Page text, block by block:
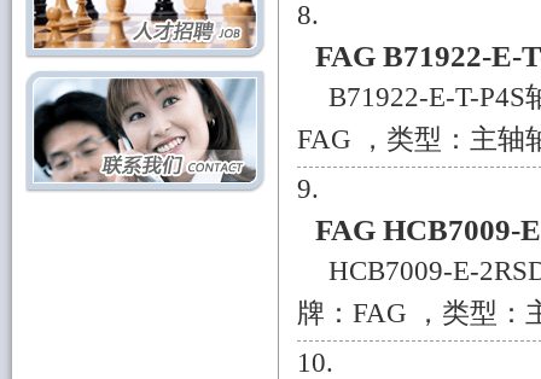
FAG B71922-E-
B71922-E-T-
FAG ，类型：主轴
FAG HCB7009-
HCB7009-E-
牌：FAG ，类型：